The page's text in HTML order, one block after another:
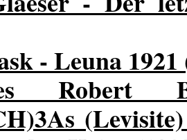
- Leuna 1921
Robert